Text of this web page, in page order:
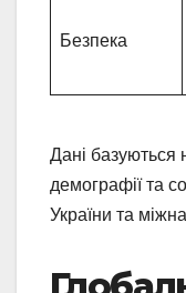
Безпека
Дані базуються
демографії та
України та